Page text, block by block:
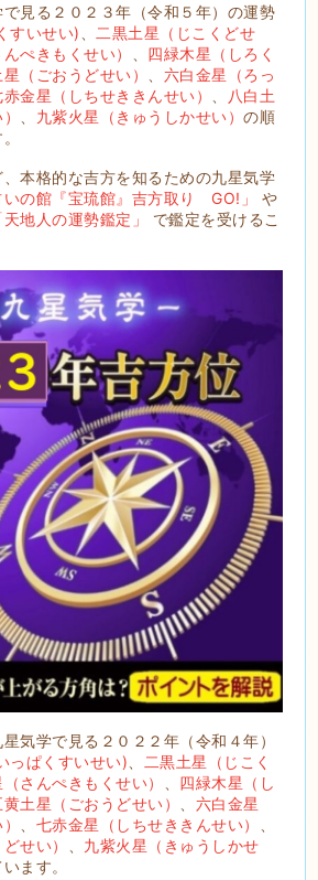
見る２０２３年（令和５年）の運勢
すいせい)
二黒土星（じこくどせ
ぺきもくせい）
四緑木星（しろく
（ごおうどせい）
六白金星（ろっ
赤金星（しちせききんせい）
八白土
九紫火星（きゅうしかせい）の順
本格的な吉方を知るための九星気学
いの館『宝琉館』吉方取り GO!」
や
地人の運勢鑑定」
で鑑定を受けるこ
気学で見る２０２２年（令和４年）
っぱくすいせい)
二黒土星（じこく
さんぺきもくせい）
四緑木星（し
黄土星（ごおうどせい）
六白金星
七赤金星（しちせききんせい）
せい）
九紫火星（きゅうしかせ
ます。